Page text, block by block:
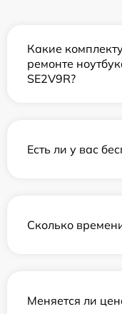
Какие
ремонте
SE2V9R?
Есть ли у вас
Сколько
Меняется ли